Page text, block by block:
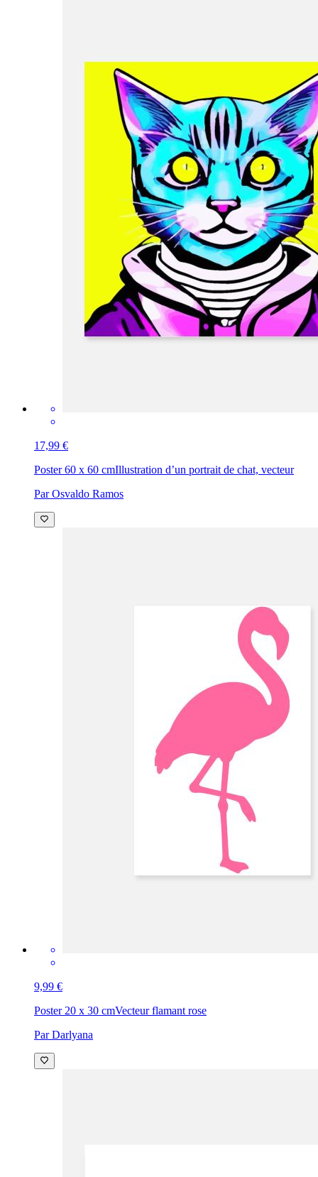
17,99 €
Poster 60 x 60 cmIllustration d’un portrait de chat, vecteur
Par Osvaldo Ramos
9,99 €
Poster 20 x 30 cmVecteur flamant rose
Par Darlyana